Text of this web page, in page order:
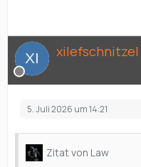
xilefschnitzel
5. Juli 2026 um 14:21
Zitat von Law